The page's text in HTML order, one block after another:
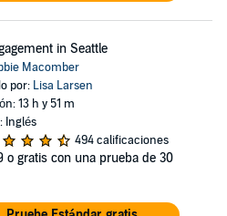
in Seattle
Macomber
por: Lisa Larsen
13 h y 51 m
Inglés
494 calificaciones
o gratis con una prueba de 30